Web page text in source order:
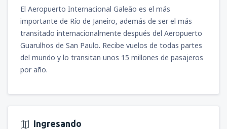
DESDE 2348MXN
desdeCiudad de México, Ciudad de
México Benito Juárez (MEX)
1950
México Benito Juárez (MEX)
DESDE 4696 MXN
desdeCiudad de México, Ciudad de
México Benito Juárez (MEX)
El Aeropuerto Internacional Galeão es el más
importante de Río de Janeiro, además de ser el más
transitado internacionalmente después del Aeropuerto
Guarulhos de San Paulo. Recibe vuelos de todas partes
del mundo y lo transitan unos 15 millones de pasajeros
por año.
Ingresando